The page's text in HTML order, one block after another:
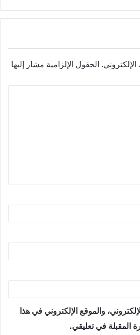
الحقول الإلزامية مشار إليها
والموقع الإلكتروني في هذا
المقبلة في تعليقي.